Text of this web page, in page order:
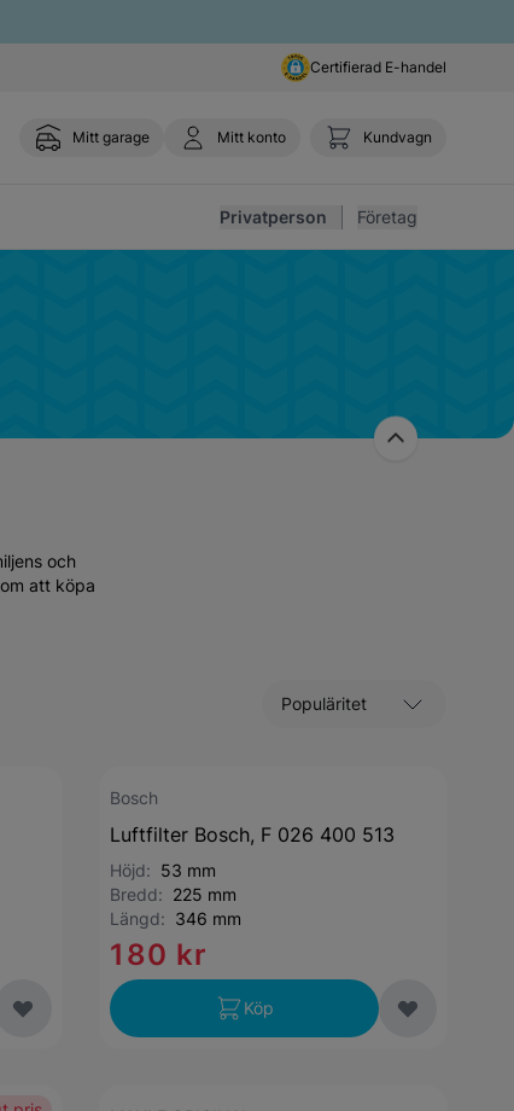
Certifierad E-handel
Mitt garage Mitt konto Kundvagn
Privatperson Företag
och
att köpa
Sortera efter
Bosch
Luftfilter Bosch, F 026 400 513
Höjd: 53 mm
Bredd: 225 mm
Längd: 346 mm
180 kr
Köp